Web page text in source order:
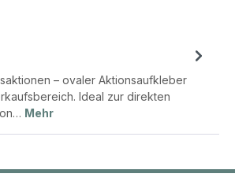
– ovaler Aktionsaufkleber
Ideal zur direkten
Mehr